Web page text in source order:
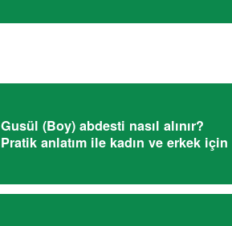
Gusül (Boy) abdesti nasıl alınır?
Pratik anlatım ile kadın ve erkek için